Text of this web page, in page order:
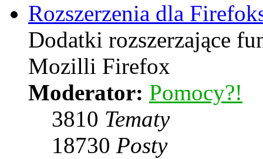
Rozszerzenia dla
Dodatki rozszerzające
Mozilli Firefox
Moderator: Pomocy?!
3810 Tematy
18730 Posty